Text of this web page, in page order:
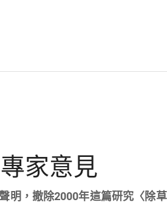
家意見
明，撤除2000年這篇研究〈除